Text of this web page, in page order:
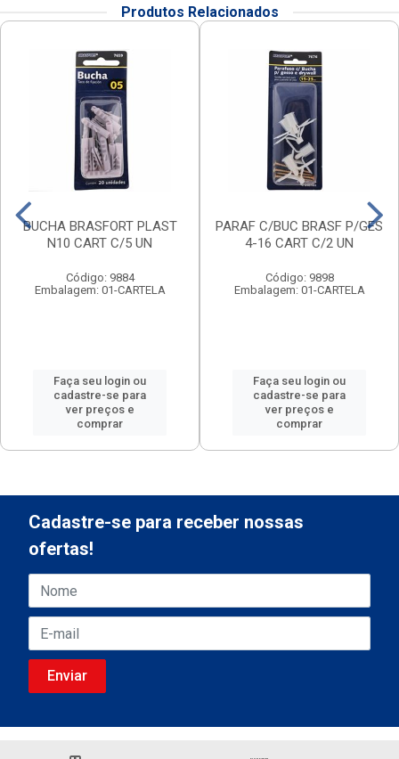
Produtos Relacionados
BUCHA BRASFORT PLAST
N10 CART C/5 UN
Código: 9884
Embalagem: 01-CARTELA
Faça seu login ou
cadastre-se para
ver preços e
comprar
PARAF C/BUC BRASF P/GES
4-16 CART C/2 UN
Código: 9898
Embalagem: 01-CARTELA
Faça seu login ou
cadastre-se para
ver preços e
comprar
Cadastre-se para receber nossas
ofertas!